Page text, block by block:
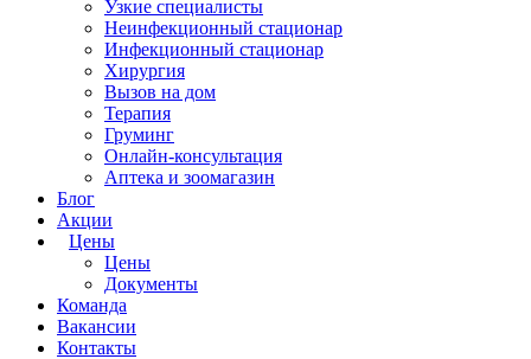
Узкие специалисты
Неинфекционный стационар
Инфекционный стационар
Хирургия
Вызов на дом
Терапия
Груминг
Онлайн-консультация
Аптека и зоомагазин
Блог
Акции
Цены
Цены
Документы
Команда
Вакансии
Контакты